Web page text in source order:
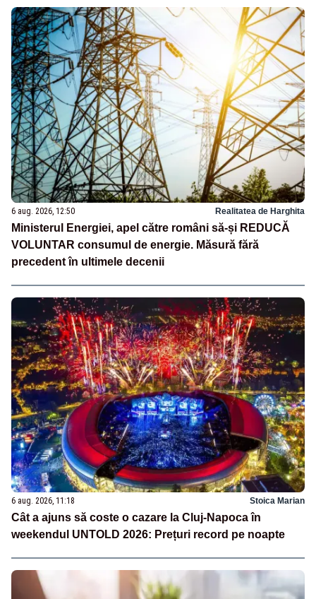
6 aug. 2026, 12:50 Realitatea de Harghita
Ministerul Energiei, apel către români să-și REDUCĂ
VOLUNTAR consumul de energie. Măsură fără
precedent în ultimele decenii
6 aug. 2026, 11:18 Stoica Marian
Cât a ajuns să coste o cazare la Cluj-Napoca în
weekendul UNTOLD 2026: Prețuri record pe noapte